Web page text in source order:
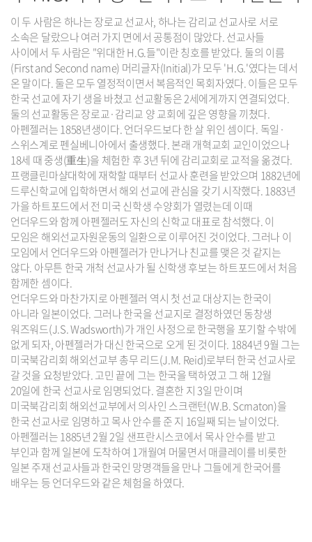
이 두 사람은 하나는 장로교 선교사, 하나는 감리교 선교사로 서로
소속은 달랐으나 여러 가지 면에서 공통점이 많았다. 선교사들
사이에서 두 사람은 "위대한 H.G.들"이란 칭호를 받았다. 둘의 이름
(First and Second name) 머리글자(Initial)가 모두 'H.G.'였다는 데서
온 말이다. 둘은 모두 열정적이면서 복음적인 목회자였다. 이들은 모두
한국 선교에 자기 생을 바쳤고 선교활동은 2세에게까지 연결되었다.
둘의 선교활동은 장로교·감리교 양 교회에 깊은 영향을 끼쳤다.
아펜젤러는 1858년생이다. 언더우드보다 한 살 위인 셈이다. 독일·
스위스계로 펜실베니아에서 출생했다. 본래 개혁교회 교인이었으나
18세 때 중생(重生)을 체험한 후 3년 뒤에 감리교회로 교적을 옮겼다.
프랭클린마샬대학에 재학할 때부터 선교사 훈련을 받았으며 1882년에
드루신학교에 입학하면서 해외 선교에 관심을 갖기 시작했다. 1883년
가을 하트포드에서 전 미국 신학생 수양회가 열렸는데 이때
언더우드와 함께 아펜젤러도 자신의 신학교 대표로 참석했다. 이
모임은 해외선교자원운동의 일환으로 이루어진 것이었다. 그러나 이
모임에서 언더우드와 아펜젤러가 만나거나 친교를 맺은 것 같지는
않다. 아무튼 한국 개척 선교사가 될 신학생 후보는 하트포드에서 처음
함께한 셈이다.
언더우드와 마찬가지로 아펜젤러 역시 첫 선교 대상지는 한국이
아니라 일본이었다. 그러나 한국을 선교지로 결정하였던 동창생
워즈워드(J.S. Wadsworth)가 개인 사정으로 한국행을 포기할 수밖에
없게 되자, 아펜젤러가 대신 한국으로 오게 된 것이다. 1884년 9월 그는
미국북감리회 해외선교부 총무 리드(J.M. Reid)로부터 한국 선교사로
갈 것을 요청받았다. 고민 끝에 그는 한국을 택하였고 그 해 12월
20일에 한국 선교사로 임명되었다. 결혼한 지 3일 만이며
미국북감리회 해외선교부에서 의사인 스크랜턴(W.B. Scrnaton)을
한국 선교사로 임명하고 목사 안수를 준 지 16일째 되는 날이었다.
아펜젤러는 1885년 2월 2일 샌프란시스코에서 목사 안수를 받고
부인과 함께 일본에 도착하여 1개월여 머물면서 매클레이를 비롯한
일본 주재 선교사들과 한국인 망명객들을 만나 그들에게 한국어를
배우는 등 언더우드와 같은 체험을 하였다.